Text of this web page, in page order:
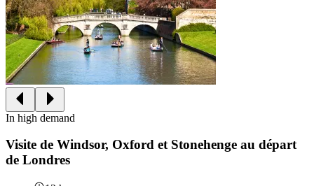
In high demand
Visite de Windsor, Oxford et Stonehenge au départ
de Londres